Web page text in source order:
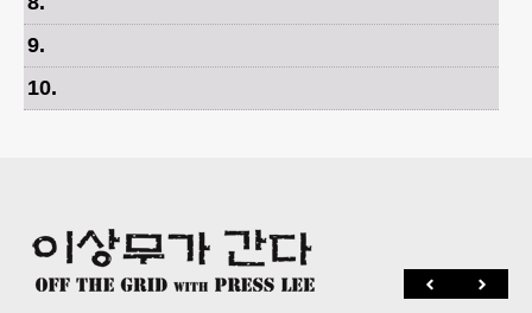
9.
10.